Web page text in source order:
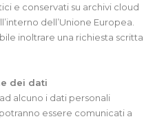
e conservati su archivi cloud
dell’Unione Europea.
inoltrare una richiesta scritta
dei dati
alcuno i dati personali
essere comunicati a